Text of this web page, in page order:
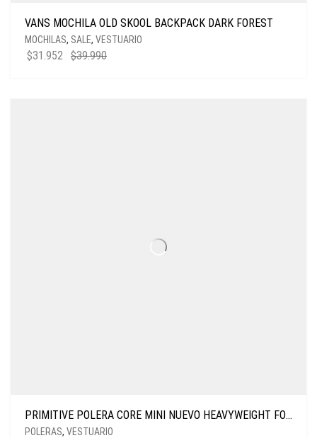
VANS MOCHILA OLD SKOOL BACKPACK DARK FOREST
MOCHILAS, SALE, VESTUARIO
$39.990
$31.952
PRIMITIVE POLERA CORE MINI NUEVO HEAVYWEIGHT FOREST GREEN
POLERAS, VESTUARIO